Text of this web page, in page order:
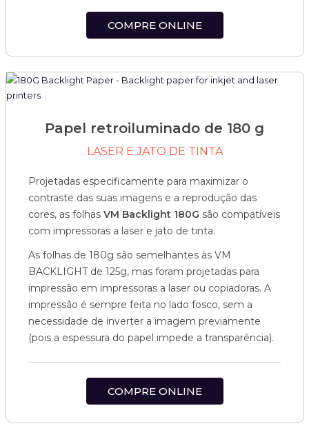
COMPRE ONLINE
Papel retroiluminado de 180 g
LASER E JATO DE TINTA
Projetadas especificamente para maximizar o
contraste das suas imagens e a reprodução das
cores, as folhas VM Backlight 180G são compatíveis
com impressoras a laser e jato de tinta.
As folhas de 180g são semelhantes às VM
BACKLIGHT de 125g, mas foram projetadas para
impressão em impressoras a laser ou copiadoras. A
impressão é sempre feita no lado fosco, sem a
necessidade de inverter a imagem previamente
(pois a espessura do papel impede a transparência).
COMPRE ONLINE